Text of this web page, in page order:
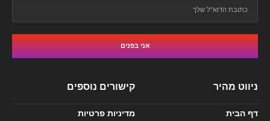
אני בפנים
ניווט מהיר
דף הבית
קישורים נוספים
מדיניות פרטיות